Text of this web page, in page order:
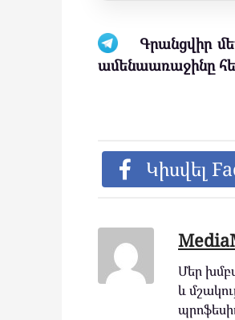
Գրանցվիր
ամենաառաջինը
Կիսվել
Մեր
և